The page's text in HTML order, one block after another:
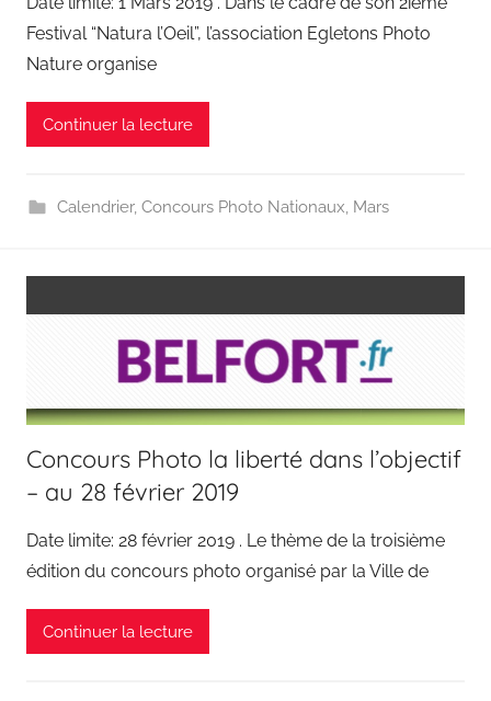
Festival “Natura l’Oeil”, l’association Egletons Photo
Nature organise
Continuer la lecture
Calendrier, Concours Photo Nationaux, Mars
Concours Photo la liberté dans l’objectif
– au 28 février 2019
Date limite: 28 février 2019 . Le thème de la troisième
édition du concours photo organisé par la Ville de
Continuer la lecture